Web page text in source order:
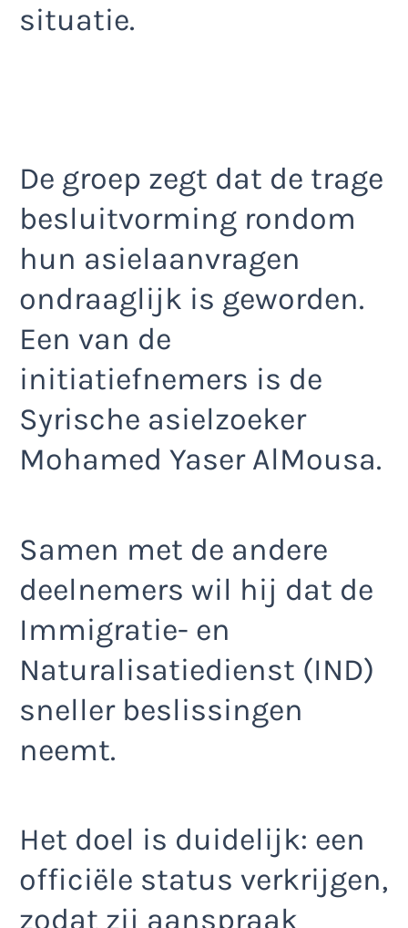
situatie.
De groep zegt dat de trage
besluitvorming rondom
hun asielaanvragen
ondraaglijk is geworden.
Een van de
initiatiefnemers is de
Syrische asielzoeker
Mohamed Yaser AlMousa.
Samen met de andere
deelnemers wil hij dat de
Immigratie- en
Naturalisatiedienst (IND)
sneller beslissingen
neemt.
Het doel is duidelijk: een
officiële status verkrijgen,
zodat zij aanspraak